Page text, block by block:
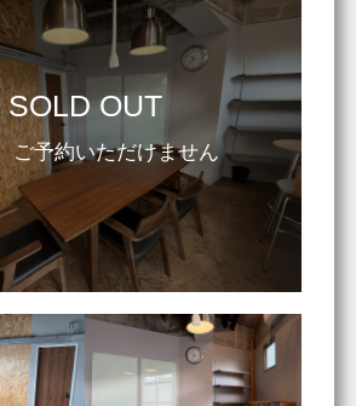
SOLD OUT
ご予約いただけません